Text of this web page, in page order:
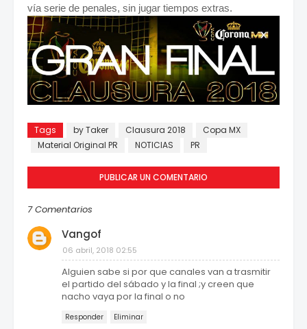
vía serie de penales, sin jugar tiempos extras.
Tags by Taker Clausura 2018
Copa MX
Material Original PR
NOTICIAS PR
PUBLICAR UN COMENTARIO
7 Comentarios
Vangof
06 abril, 2018 02:55
Alguien sabe si por que canales van a trasmitir
el partido del sábado y la final ;y creen que
nacho vaya por la final o no
Responder Eliminar